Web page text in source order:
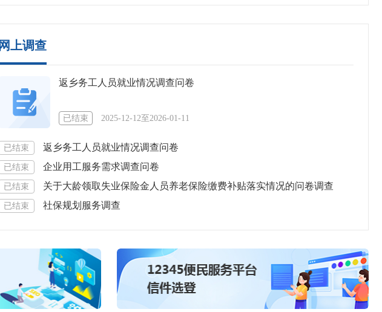
网上调查
返乡务工人员就业情况调查问卷
已结束 2025-12-12至2026-01-11
已结束 返乡务工人员就业情况调查问卷
已结束 企业用工服务需求调查问卷
已结束 关于大龄领取失业保险金人员养老保险缴费补贴落实情况的问卷调查
已结束 社保规划服务调查